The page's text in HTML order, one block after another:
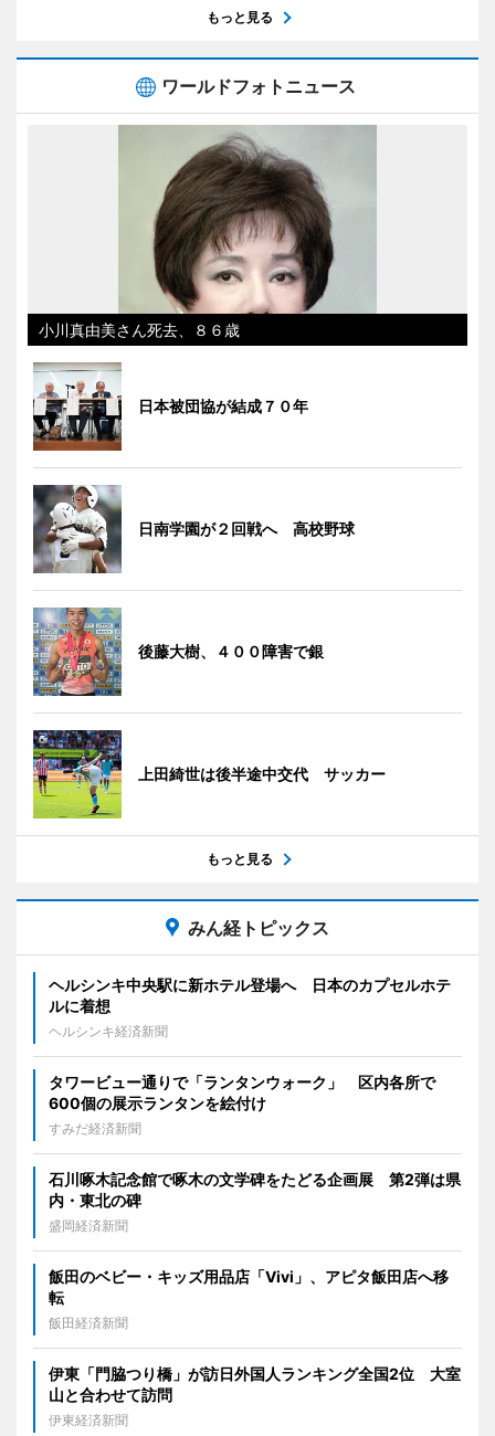
もっと見る
ワールドフォトニュース
小川真由美さん死去、８６歳
日本被団協が結成７０年
日南学園が２回戦へ 高校野球
後藤大樹、４００障害で銀
上田綺世は後半途中交代 サッカー
もっと見る
みん経トピックス
ヘルシンキ中央駅に新ホテル登場へ 日本のカプセルホテ
ルに着想
ヘルシンキ経済新聞
タワービュー通りで「ランタンウォーク」 区内各所で
600個の展示ランタンを絵付け
すみだ経済新聞
石川啄木記念館で啄木の文学碑をたどる企画展 第2弾は県
内・東北の碑
盛岡経済新聞
飯田のベビー・キッズ用品店「Vivi」、アピタ飯田店へ移
転
飯田経済新聞
伊東「門脇つり橋」が訪日外国人ランキング全国2位 大室
山と合わせて訪問
伊東経済新聞